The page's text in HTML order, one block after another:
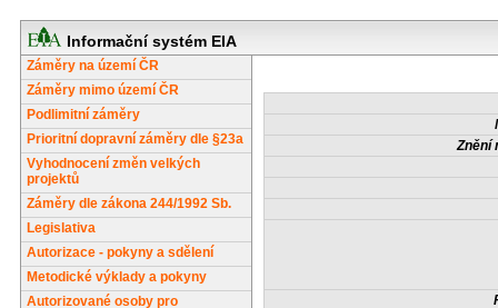
Informační systém EIA
Záměry na území ČR
Záměry mimo území ČR
Podlimitní záměry
Prioritní dopravní záměry dle §23a
Vyhodnocení změn velkých
projektů
Záměry dle zákona 244/1992 Sb.
Legislativa
Autorizace - pokyny a sdělení
Metodické výklady a pokyny
Autorizované osoby pro
Znění